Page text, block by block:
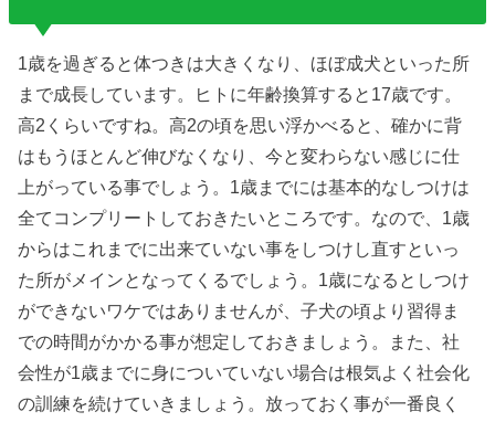
1歳を過ぎると体つきは大きくなり、ほぼ成犬といった所
まで成長しています。ヒトに年齢換算すると17歳です。
高2くらいですね。高2の頃を思い浮かべると、確かに背
はもうほとんど伸びなくなり、今と変わらない感じに仕
上がっている事でしょう。1歳までには基本的なしつけは
全てコンプリートしておきたいところです。なので、1歳
からはこれまでに出来ていない事をしつけし直すといっ
た所がメインとなってくるでしょう。1歳になるとしつけ
ができないワケではありませんが、子犬の頃より習得ま
での時間がかかる事が想定しておきましょう。また、社
会性が1歳までに身についていない場合は根気よく社会化
の訓練を続けていきましょう。放っておく事が一番良く